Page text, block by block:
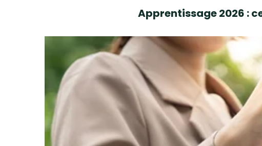
Apprentissage 2026 :